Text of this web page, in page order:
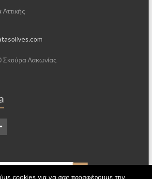
Λακωνίας
cookies για να σας προσφέρουμε την